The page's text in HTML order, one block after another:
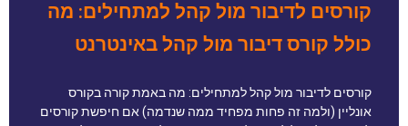
קורסים לדיבור מול קהל למתחילים: מה
כולל קורס דיבור מול קהל באינטרנט
קורסים לדיבור מול קהל למתחילים: מה באמת קורה בקורס
אונליין (ולמה זה פחות מפחיד ממה שנדמה) אם חיפשת קורסים